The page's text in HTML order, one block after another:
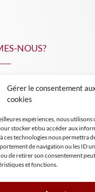
Gérer le consentement
cookies
expériences, nous utilisons
stocker et/ou accéder aux
ces technologies nous permettra
de navigation ou les ID
de retirer son consentement
et fonctions.
NOUS?